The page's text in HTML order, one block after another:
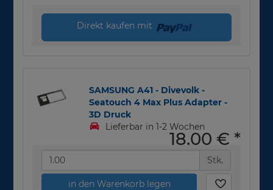
Direkt kaufen mit
SAMSUNG A41 - Divevolk -
Seatouch 4 Max Plus Adapter -
3D Druck
Lieferbar in 1-2 Wochen
18,00 € *
Stk.
in den Warenkorb legen